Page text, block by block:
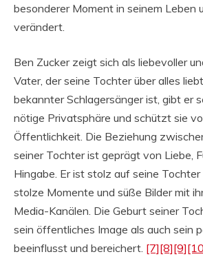
besonderer Moment in seinem Leben
verändert.
Ben Zucker zeigt sich als liebevoller
Vater, der seine Tochter über alles
bekannter Schlagersänger ist, gibt er
nötige Privatsphäre und schützt sie
Öffentlichkeit. Die Beziehung
seiner Tochter ist geprägt von Liebe,
Hingabe. Er ist stolz auf seine
stolze Momente und süße Bilder mit
Media-Kanälen. Die Geburt seiner
sein öffentliches Image als auch sein
beeinflusst und bereichert. [7][8][9]